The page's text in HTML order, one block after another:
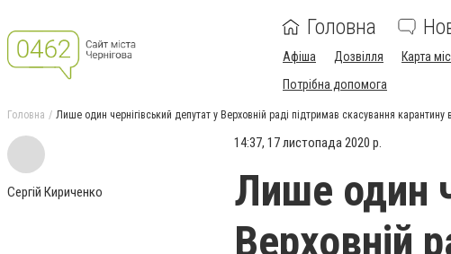
Головна
Афіша Дозвілля Карта
Потрібна допомога
Головна Лише один чернігівський депутат у Верховній раді підтримав скасування карантину
Сергій Кириченко
14:37, 17 листопада 2020 р.
Лише один
Верховній